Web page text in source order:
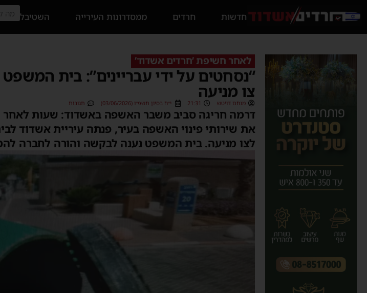
חדשות חרדים ממסדרונות העירייה השטיבל
לאחר חשיפת ’חרדים אשדוד’
“נסחטים על ידי עבריינים”: בית
צו מניעה
מנחם דויטש 21:31 י״ח בסיון תשפ״ו (03/06/2026) תגובות
דרמה חריגה סביב משבר האשפה באשדוד: שעות לאחר
את שירותי פינוי האשפה בעיר, פנתה עיריית אשדוד
לצו מניעה. בית המשפט נענה לבקשה והורה לחברה